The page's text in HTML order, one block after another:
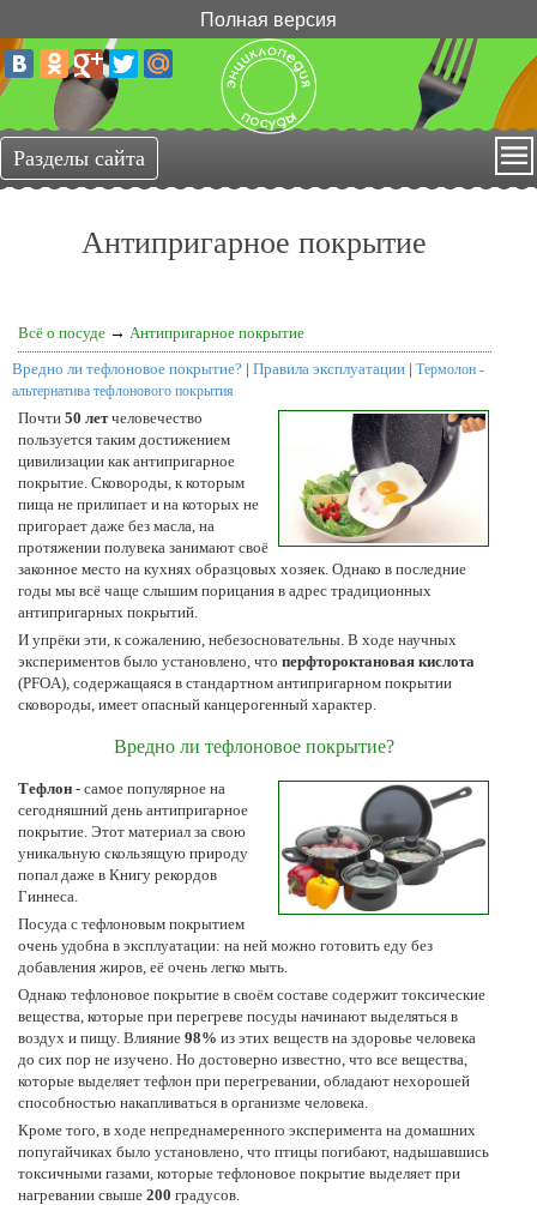
Полная версия
Антипригарное покрытие
Всё о посуде → Антипригарное покрытие
Вредно ли тефлоновое покрытие? | Правила эксплуатации | Термолон -
альтернатива тефлонового покрытия
Почти 50 летчеловечество
пользуется таким достижением
цивилизации как антипригарное
покрытие. Сковороды, к которым
пища не прилипает и на которых не
пригорает даже без масла, на
протяжении полувека занимают своё
законное место на кухнях образцовых хозяек. Однако в последние
годы мы всё чаще слышим порицания в адрес традиционных
антипригарных покрытий.
И упрёки эти, к сожалению, небезосновательны. В ходе научных
экспериментов было установлено, что перфтороктановая кислота
(PFOA), содержащаяся в стандартном антипригарном покрытии
сковороды, имеет опасный канцерогенный характер.
Вредно ли тефлоновое покрытие?
Тефлон - самое популярное на
сегодняшний день антипригарное
покрытие. Этот материал за свою
уникальную скользящую природу
попал даже в Книгу рекордов
Гиннеса.
Посуда с тефлоновым покрытием
очень удобна в эксплуатации: на ней можно готовить еду без
добавления жиров, её очень легко мыть.
Однако тефлоновое покрытие в своём составе содержит токсические
вещества, которые при перегреве посуды начинают выделяться в
воздух и пищу. Влияние 98% из этих веществ на здоровье человека
до сих пор не изучено. Но достоверно известно, что все вещества,
которые выделяет тефлон при перегревании, обладают нехорошей
способностью накапливаться в организме человека.
Кроме того, в ходе непреднамеренного эксперимента на домашних
попугайчиках было установлено, что птицы погибают, надышавшись
токсичными газами, которые тефлоновое покрытие выделяет при
нагревании свыше 200 градусов.